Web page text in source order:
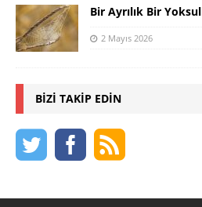
Bir Ayrılık Bir
2 Mayıs 2026
BIZI TAKIP EDIN